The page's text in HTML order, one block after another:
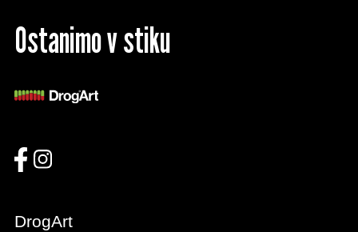
Ostanimo v stiku
DrogArt